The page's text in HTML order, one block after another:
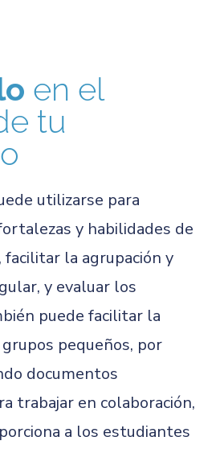
en el
tu
utilizarse para
y habilidades de
la agrupación y
y evaluar los
puede facilitar la
pequeños, por
documentos
trabajar en colaboración,
a los estudiantes